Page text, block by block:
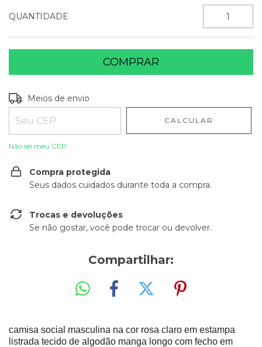
QUANTIDADE
Entregas para o CEP:
Meios de envio
CALCULAR
Não sei meu CEP
Compra protegida
Seus dados cuidados durante toda a compra.
Trocas e devoluções
Se não gostar, você pode trocar ou devolver.
Compartilhar:
camisa social masculina na cor rosa claro em estampa
listrada tecido de algodão manga longo com fecho em